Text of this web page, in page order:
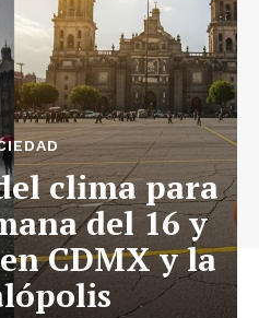
clima para
del 16 y
CDMX y la